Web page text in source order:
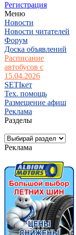
Регистрация
Меню
Новости
Новости читателей
Форум
Доска объявлений
Расписание
автобусов с
15.04.2026
SETIкет
Тех. помощь
Размещение афиш
Реклама
Разделы
Реклама